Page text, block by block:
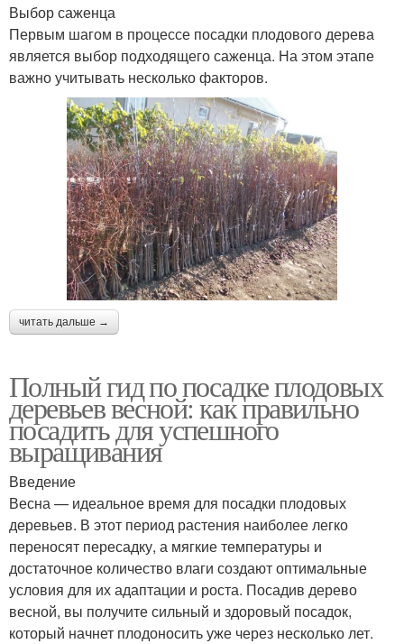
Выбор саженца
Первым шагом в процессе посадки плодового дерева
является выбор подходящего саженца. На этом этапе
важно учитывать несколько факторов.
читать дальше →
Полный гид по посадке плодовых
деревьев весной: как правильно
посадить для успешного
выращивания
Введение
Весна — идеальное время для посадки плодовых
деревьев. В этот период растения наиболее легко
переносят пересадку, а мягкие температуры и
достаточное количество влаги создают оптимальные
условия для их адаптации и роста. Посадив дерево
весной, вы получите сильный и здоровый посадок,
который начнет плодоносить уже через несколько лет.